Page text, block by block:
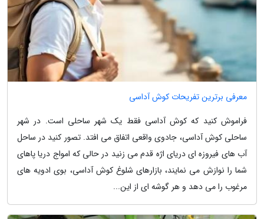
معرفی برترین تفریحات کوش آداسی
فراموش کنید که کوش آداسی فقط یک شهر ساحلی است. در شهر
ساحلی کوش آداسی، جادوی واقعی اتفاق می افتد. تصور کنید در ساحل
آب های فیروزه ای دریای اژه قدم می زنید در حالی که امواج دریا پاهای
شما را نوازش می نمایند، بازارهای شلوغ کوش آداسی، بوی ادویه های
مرغوب را می دهد و هر گوشه ای از این...